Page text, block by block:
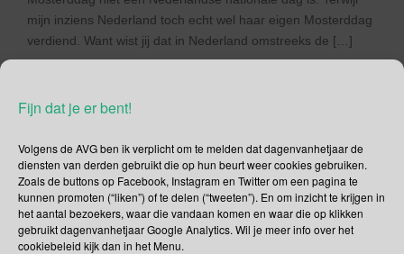
Fijn dat je er bent!
Volgens de AVG ben ik verplicht om te melden dat dagenvanhetjaar de
diensten van derden gebruikt die op hun beurt weer cookies gebruiken.
Zoals de buttons op Facebook, Instagram en Twitter om een pagina te
kunnen promoten (“liken”) of te delen (“tweeten”). En om inzicht te krijgen in
het aantal bezoekers, waar die vandaan komen en waar die op klikken
gebruikt dagenvanhetjaar Google Analytics. Wil je meer info over het
cookiebeleid kijk dan in het Menu.
mijn inziens Nederland toch echt wel haar eigen Mosterddag
verdiend. Want wist jij dat in Nederland omstreeks de […]
Social Media
Je kunt me volgen op